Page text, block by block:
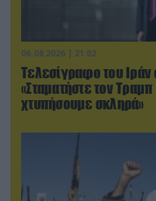
06.08.2026 | 21:02
Τελεσίγραφο του
«Σταματήστε τον
χτυπήσουμε σκληρά»